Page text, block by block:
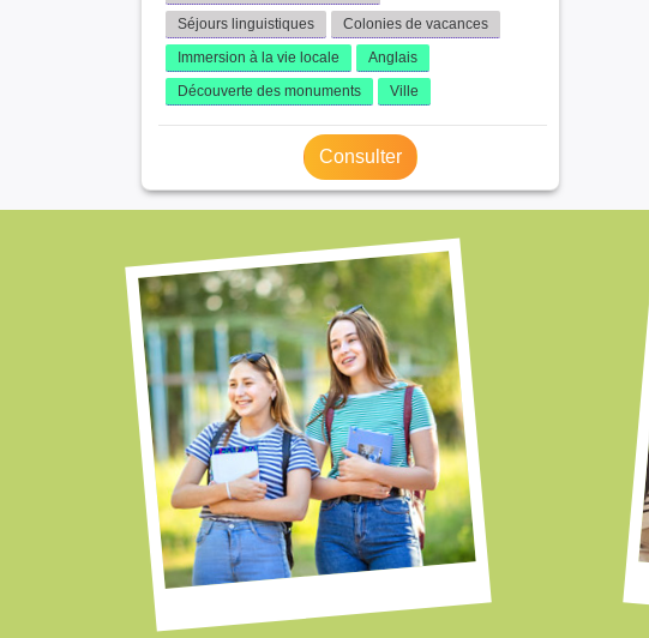
Séjours linguistiques
Colonies de vacances
Immersion à la vie locale
Anglais
Découverte des monuments
Ville
Consulter